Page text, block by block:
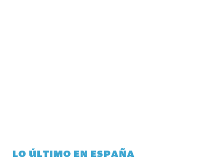
LO ÚLTIMO EN ESPAÑA